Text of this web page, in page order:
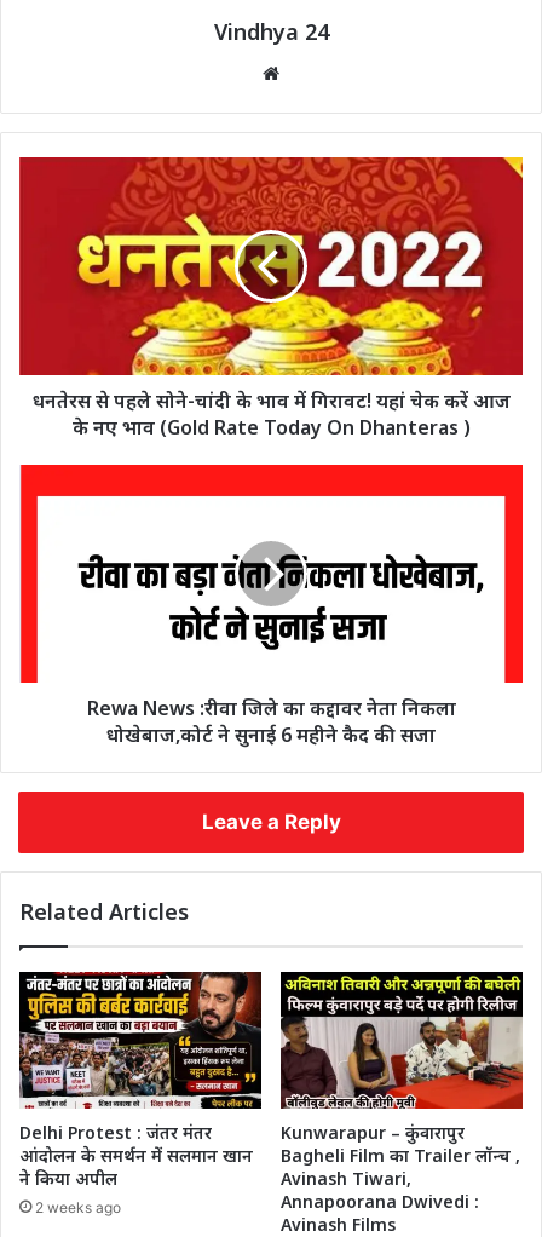
Vindhya 24
धनतेरस से पहले सोने-चांदी के भाव में गिरावट! यहां चेक करें आज
के नए भाव (Gold Rate Today On Dhanteras )
Rewa News :रीवा जिले का कद्दावर नेता निकला
धोखेबाज,कोर्ट ने सुनाई 6 महीने कैद की सजा
Leave a Reply
Related Articles
Delhi Protest : जंतर मंतर
आंदोलन के समर्थन में सलमान खान
ने किया अपील
2 weeks ago
Kunwarapur – कुंवारापुर
Bagheli Film का Trailer लॉन्च ,
Avinash Tiwari,
Annapoorana Dwivedi :
Avinash Films